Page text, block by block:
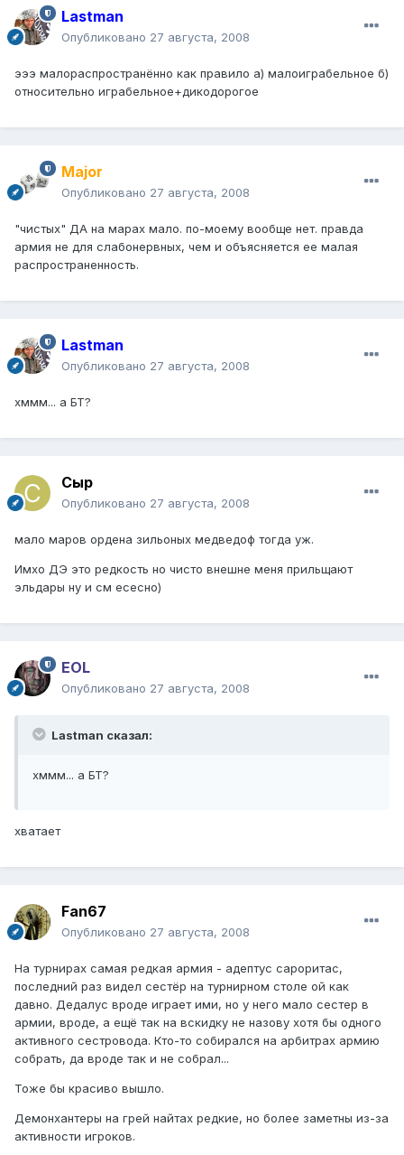
Lastman
Опубликовано 27 августа, 2008
эээ малораспространённо как правило а) малоиграбельное б)
относительно играбельное+дикодорогое
Major
Опубликовано 27 августа, 2008
"чистых" ДА на марах мало. по-моему вообще нет. правда
армия не для слабонервных, чем и объясняется ее малая
распространенность.
Lastman
Опубликовано 27 августа, 2008
хммм... а БТ?
Сыр
Опубликовано 27 августа, 2008
мало маров ордена зильоных медведоф тогда уж.
Имхо ДЭ это редкость но чисто внешне меня прильщают
эльдары ну и см есесно)
EOL
Опубликовано 27 августа, 2008
Lastman сказал:
хммм... а БТ?
хватает
Fan67
Опубликовано 27 августа, 2008
На турнирах самая редкая армия - адептус сароритас,
последний раз видел сестёр на турнирном столе ой как
давно. Дедалус вроде играет ими, но у него мало сестер в
армии, вроде, а ещё так на вскидку не назову хотя бы одного
активного сестровода. Кто-то собирался на арбитрах армию
собрать, да вроде так и не собрал...
Тоже бы красиво вышло.
Демонхантеры на грей найтах редкие, но более заметны из-за
активности игроков.